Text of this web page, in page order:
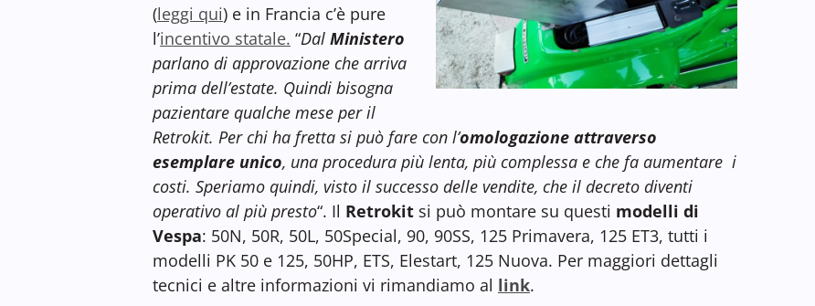
(leggi qui) e in Francia c’è pure
l’incentivo statale. “Dal Ministero
parlano di approvazione che arriva
prima dell’estate. Quindi bisogna
pazientare qualche mese per il
Retrokit. Per chi ha fretta si può fare con l’omologazione attraverso
esemplare unico, una procedura più lenta, più complessa e che fa aumentare i
costi. Speriamo quindi, visto il successo delle vendite, che il decreto diventi
operativo al più presto“. Il Retrokit si può montare su questi modelli di
Vespa: 50N, 50R, 50L, 50Special, 90, 90SS, 125 Primavera, 125 ET3, tutti i
modelli PK 50 e 125, 50HP, ETS, Elestart, 125 Nuova. Per maggiori dettagli
tecnici e altre informazioni vi rimandiamo al link.